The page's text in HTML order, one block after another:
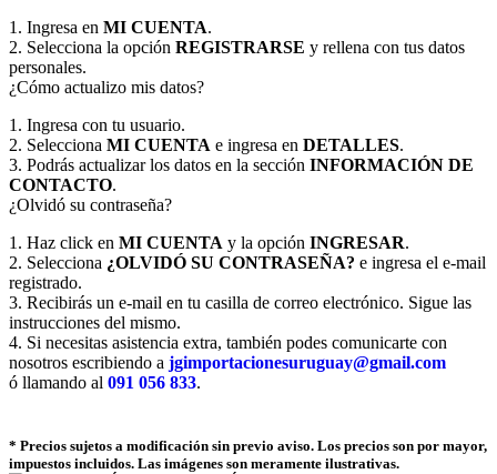
1. Ingresa en MI CUENTA.
2. Selecciona la opción REGISTRARSE y rellena con tus datos
personales.
¿Cómo actualizo mis datos?
1. Ingresa con tu usuario.
2. Selecciona MI CUENTA e ingresa en DETALLES.
3. Podrás actualizar los datos en la sección INFORMACIÓN DE
CONTACTO.
¿Olvidó su contraseña?
1. Haz click en MI CUENTA y la opción INGRESAR.
2. Selecciona ¿OLVIDÓ SU CONTRASEÑA? e ingresa el e-mail
registrado.
3. Recibirás un e-mail en tu casilla de correo electrónico. Sigue las
instrucciones del mismo.
4. Si necesitas asistencia extra, también podes comunicarte con
nosotros escribiendo a jgimportacionesuruguay@gmail.com
ó llamando al 091 056 833.
* Precios sujetos a modificación sin previo aviso. Los precios son por mayor,
impuestos incluidos. Las imágenes son meramente ilustrativas.